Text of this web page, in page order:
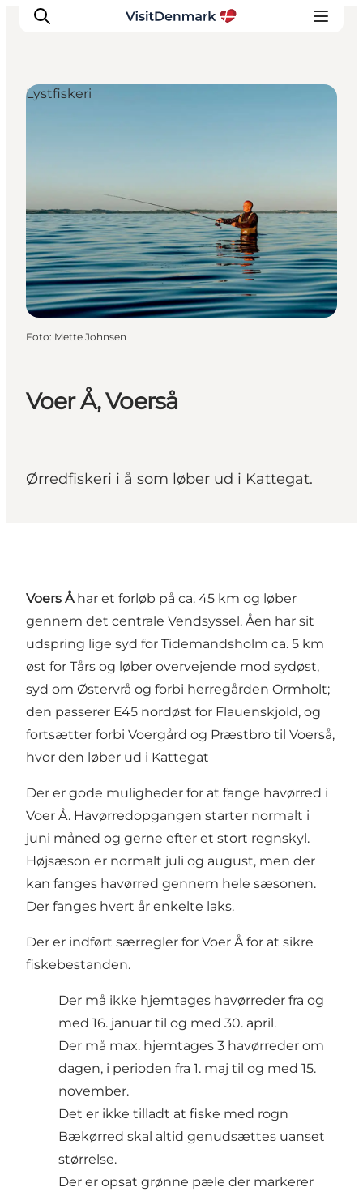
Overnatning
Planlæg ferien
Voer Å, Voerså
Ørredfiskeri i å som løber ud i Kattegat.
Lystfiskeri
Foto: Mette Johnsen
Voers Åhar et forløb på ca. 45 km og løber
gennem det centrale Vendsyssel. Åen har sit
udspring lige syd for Tidemandsholm ca. 5 km
øst for Tårs og løber overvejende mod sydøst,
syd om Østervrå og forbi herregården Ormholt;
den passerer E45 nordøst for Flauenskjold, og
fortsætter forbi Voergård og Præstbro til Voerså,
hvor den løber ud i Kattegat
Der er gode muligheder for at fange havørred i
Voer Å. Havørredopgangen starter normalt i
juni måned og gerne efter et stort regnskyl.
Højsæson er normalt juli og august, men der
kan fanges havørred gennem hele sæsonen.
Der fanges hvert år enkelte laks.
Der er indført særregler for Voer Å for at sikre
fiskebestanden.
Der må ikke hjemtages havørreder fra og
med 16. januar til og med 30. april.
Der må max. hjemtages 3 havørreder om
dagen, i perioden fra 1. maj til og med 15.
november.
Det er ikke tilladt at fiske med rogn
Bækørred skal altid genudsættes uanset
størrelse.
Der er opsat grønne pæle der markerer